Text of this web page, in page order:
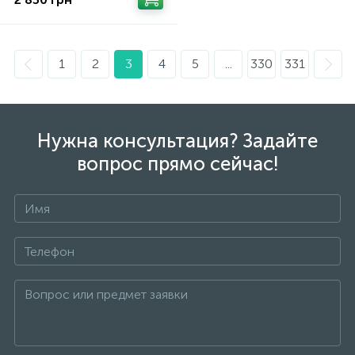
1 2 3 4 5 ... 330 331
Нужна консультация? Задайте
вопрос прямо сейчас!